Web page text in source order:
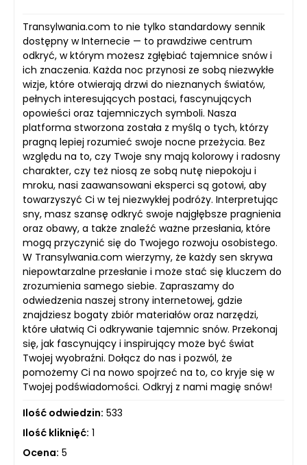
Transylwania.com to nie tylko standardowy sennik
dostępny w Internecie — to prawdziwe centrum
odkryć, w którym możesz zgłębiać tajemnice snów i
ich znaczenia. Każda noc przynosi ze sobą niezwykłe
wizje, które otwierają drzwi do nieznanych światów,
pełnych interesujących postaci, fascynujących
opowieści oraz tajemniczych symboli. Nasza
platforma stworzona została z myślą o tych, którzy
pragną lepiej rozumieć swoje nocne przeżycia. Bez
względu na to, czy Twoje sny mają kolorowy i radosny
charakter, czy też niosą ze sobą nutę niepokoju i
mroku, nasi zaawansowani eksperci są gotowi, aby
towarzyszyć Ci w tej niezwykłej podróży. Interpretując
sny, masz szansę odkryć swoje najgłębsze pragnienia
oraz obawy, a także znaleźć ważne przesłania, które
mogą przyczynić się do Twojego rozwoju osobistego.
W Transylwania.com wierzymy, że każdy sen skrywa
niepowtarzalne przesłanie i może stać się kluczem do
zrozumienia samego siebie. Zapraszamy do
odwiedzenia naszej strony internetowej, gdzie
znajdziesz bogaty zbiór materiałów oraz narzędzi,
które ułatwią Ci odkrywanie tajemnic snów. Przekonaj
się, jak fascynujący i inspirujący może być świat
Twojej wyobraźni. Dołącz do nas i pozwól, że
pomożemy Ci na nowo spojrzeć na to, co kryje się w
Twojej podświadomości. Odkryj z nami magię snów!
Ilość odwiedzin: 533
Ilość kliknięć: 1
Ocena: 5